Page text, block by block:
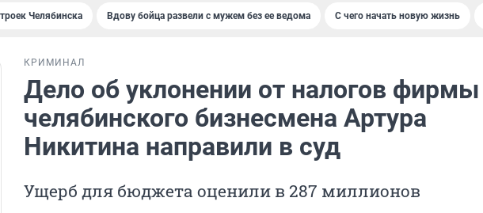
Челябинска Вдову бойца развели с мужем без ее ведома С чего начать новую жизнь
КРИМИНАЛ
Дело об уклонении от налогов фирмы
челябинского бизнесмена Артура
Никитина направили в суд
Ущерб для бюджета оценили в 287 миллионов